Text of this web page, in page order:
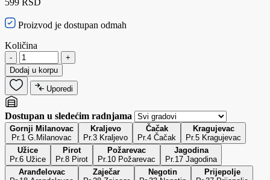
Proizvod je dostupan odmah
Količina
-
+
Dodaj u korpu
Uporedi
Dostupan u sledećim radnjama
Gornji Milanovac
Pr.1 G.Milanovac
Kraljevo
Pr.3 Kraljevo
Čačak
Pr.4 Čačak
Kragujevac
Pr.5 Kragujevac
Užice
Pr.6 Užice
Pirot
Pr.8 Pirot
Požarevac
Pr.10 Požarevac
Jagodina
Pr.17 Jagodina
Aranđelovac
Zaječar
Negotin
Prijepolje